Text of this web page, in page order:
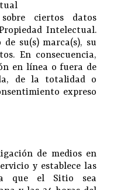
ciertos datos
Intelectual.
de su(s) marca(s), su
En consecuencia,
en línea o fuera de
de la totalidad o
expreso
de medios en
y establece las
que el Sitio sea